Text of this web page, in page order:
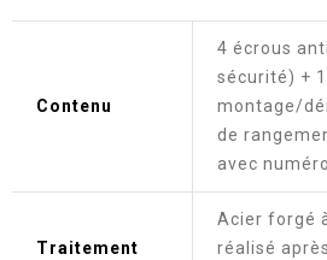
Contenu
4 écrous
sécurité) +
montage/
de
avec
Traitement
Acier forgé
réalisé